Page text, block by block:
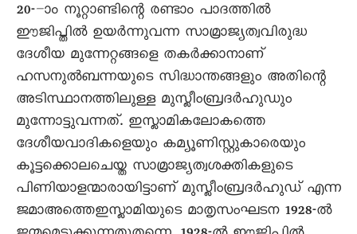
20-–ാം നൂറ്റാണ്ടിന്റെ രണ്ടാം പാദത്തിൽ
ഈജിപ്തിൽ ഉയർന്നുവന്ന സാമ്രാജ്യത്വവിരുദ്ധ
ദേശീയ മുന്നേറ്റങ്ങളെ തകർക്കാനാണ്
ഹസനുൽബന്നയുടെ സിദ്ധാന്തങ്ങളും അതിന്റെ
അടിസ്ഥാനത്തിലുള്ള മുസ്ലീംബ്രദർഹുഡും
മുന്നോട്ടുവന്നത്. ഇസ്ലാമികലോകത്തെ
ദേശീയവാദികളെയും കമ്യൂണിസ്റ്റുകാരെയും
കൂട്ടക്കൊലചെയ്ത സാമ്രാജ്യത്വശക്തികളുടെ
പിണിയാളന്മാരായിട്ടാണ് മുസ്ലീംബ്രദർഹുഡ് എന്ന
ജമാഅത്തെഇസ്ലാമിയുടെ മാതൃസംഘടന 1928-ൽ